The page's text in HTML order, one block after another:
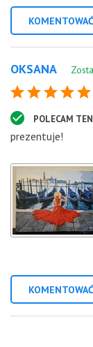
KOMENTOWAĆ
OKSANA
POLECAM
prezentuje!
KOMENTOWAĆ